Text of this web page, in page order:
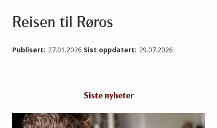
Reisen til Røros
Publisert: 27.01.2026 Sist oppdatert: 29.07.2026
Siste nyheter